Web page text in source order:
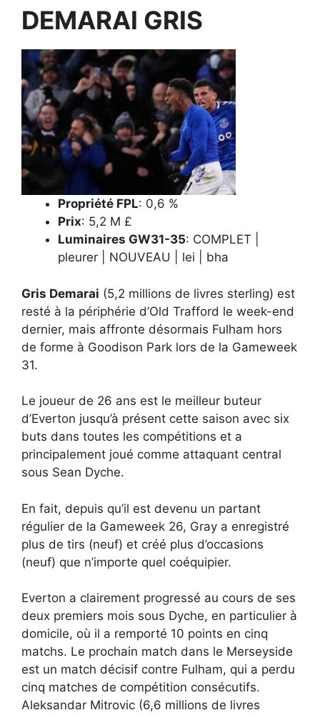
DEMARAI GRIS
Propriété FPL: 0,6 %
Prix: 5,2 M £
Luminaires GW31-35: COMPLET |
pleurer | NOUVEAU | lei | bha
Gris Demarai (5,2 millions de livres sterling) est
resté à la périphérie d’Old Trafford le week-end
dernier, mais affronte désormais Fulham hors
de forme à Goodison Park lors de la Gameweek
31.
Le joueur de 26 ans est le meilleur buteur
d’Everton jusqu’à présent cette saison avec six
buts dans toutes les compétitions et a
principalement joué comme attaquant central
sous Sean Dyche.
En fait, depuis qu’il est devenu un partant
régulier de la Gameweek 26, Gray a enregistré
plus de tirs (neuf) et créé plus d’occasions
(neuf) que n’importe quel coéquipier.
Everton a clairement progressé au cours de ses
deux premiers mois sous Dyche, en particulier à
domicile, où il a remporté 10 points en cinq
matchs. Le prochain match dans le Merseyside
est un match décisif contre Fulham, qui a perdu
cinq matches de compétition consécutifs.
Aleksandar Mitrovic (6,6 millions de livres